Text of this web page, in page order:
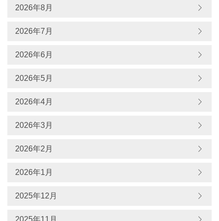
2026年8月
2026年7月
2026年6月
2026年5月
2026年4月
2026年3月
2026年2月
2026年1月
2025年12月
2025年11月